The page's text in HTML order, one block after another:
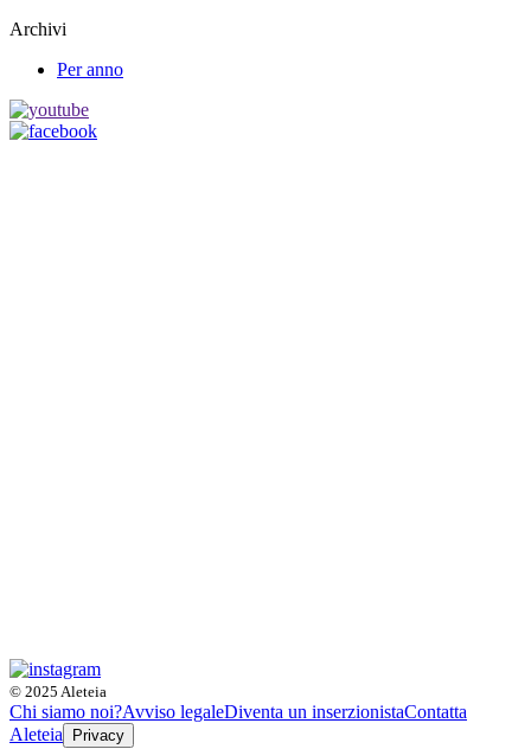
Archivi
Per anno
© 2025 Aleteia
Chi siamo noi?Avviso legaleDiventa un inserzionistaContatta
Aleteia
Privacy